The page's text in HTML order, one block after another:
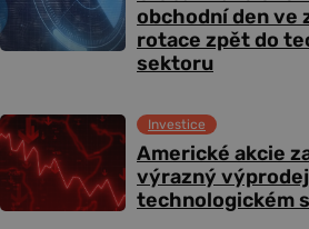
obchodní den ve
rotace zpět do
sektoru
Americké akcie
výrazný
technologickém
Investice